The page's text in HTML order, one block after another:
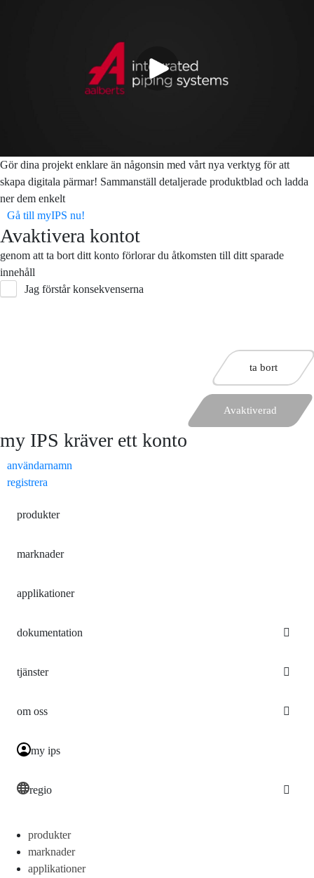
Gör dina projekt enklare än någonsin med vårt nya verktyg för att
skapa digitala pärmar! Sammanställ detaljerade produktblad och ladda
ner dem enkelt
Gå till myIPS nu!
Avaktivera kontot
genom att ta bort ditt konto förlorar du åtkomsten till ditt sparade
innehåll
Jag förstår konsekvenserna
ta bort
Avaktiverad
my IPS kräver ett konto
användarnamn
registrera
produkter
marknader
applikationer
dokumentation
tjänster
om oss
my ips
regio
produkter
marknader
applikationer